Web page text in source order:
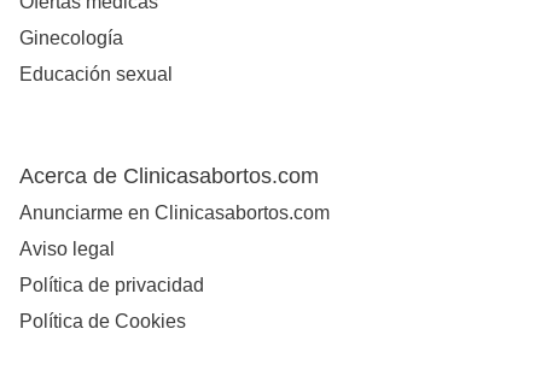
Ginecología
Educación sexual
Acerca de Clinicasabortos.com
Anunciarme en Clinicasabortos.com
Aviso legal
Política de privacidad
Política de Cookies